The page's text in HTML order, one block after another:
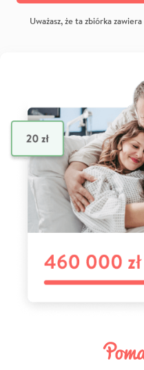
Uważasz, że ta zbiórka zawiera